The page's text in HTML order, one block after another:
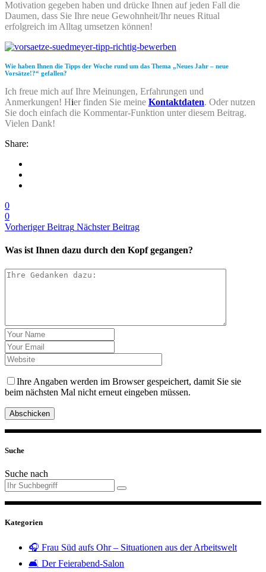
Motivation gegeben haben und drücke Ihnen auf jeden Fall die
Daumen, dass Sie Ihre neue Gewohnheit/Ihr neues Ritual
erfolgreich im Alltag umsetzen können!
Wie haben Ihnen die Tipps der Woche rund um das Thema „Neues Jahr – neue
Vorsätze!?“ gefallen?
Ich freue mich auf Ihre Meinungen, Erfahrungen und
Anmerkungen! Hier finden Sie meine Kontaktdaten. Oder nutzen
Sie doch einfach die Kommentar-Funktion unter diesem Beitrag.
Vielen Dank!
Share:
0
0
Vorheriger Beitrag Nächster Beitrag
Was ist Ihnen dazu durch den Kopf gegangen?
Ihre Angaben werden im Browser gespeichert, damit Sie sie
beim nächsten Mal nicht erneut eingeben müssen.
Abschicken
Suche
Suche nach
Kategorien
🎧 Frau Süd aufs Ohr – Situationen aus der Arbeitswelt
🛋️ Der Feierabend-Salon